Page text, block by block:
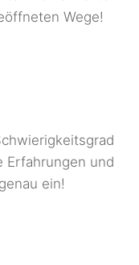
Wege!
Erfahrungen und
ein!